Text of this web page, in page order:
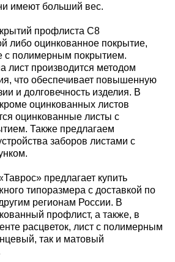
имеют больший вес.
профлиста С8
либо оцинкованное покрытие,
с полимерным покрытием.
лист производится методом
что обеспечивает повышенную
и долговечность изделия. В
оцинкованных листов
оцинкованные листы с
Также предлагаем
заборов листами с
предлагает купить
типоразмера с доставкой по
регионам России. В
профлист, а также, в
расцветок, лист с полимерным
так и матовый